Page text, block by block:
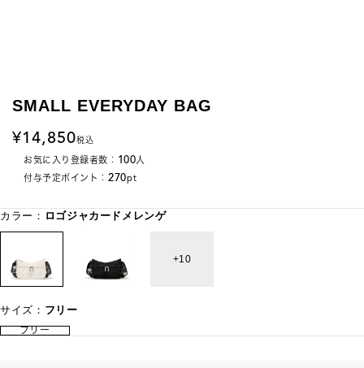
SMALL EVERYDAY BAG
14,850税込
お気に入り登録者数： 100人
付与予定ポイント： 270pt
カラー： ロゴジャカードメレンゲ
10
サイズ： フリー
フリー